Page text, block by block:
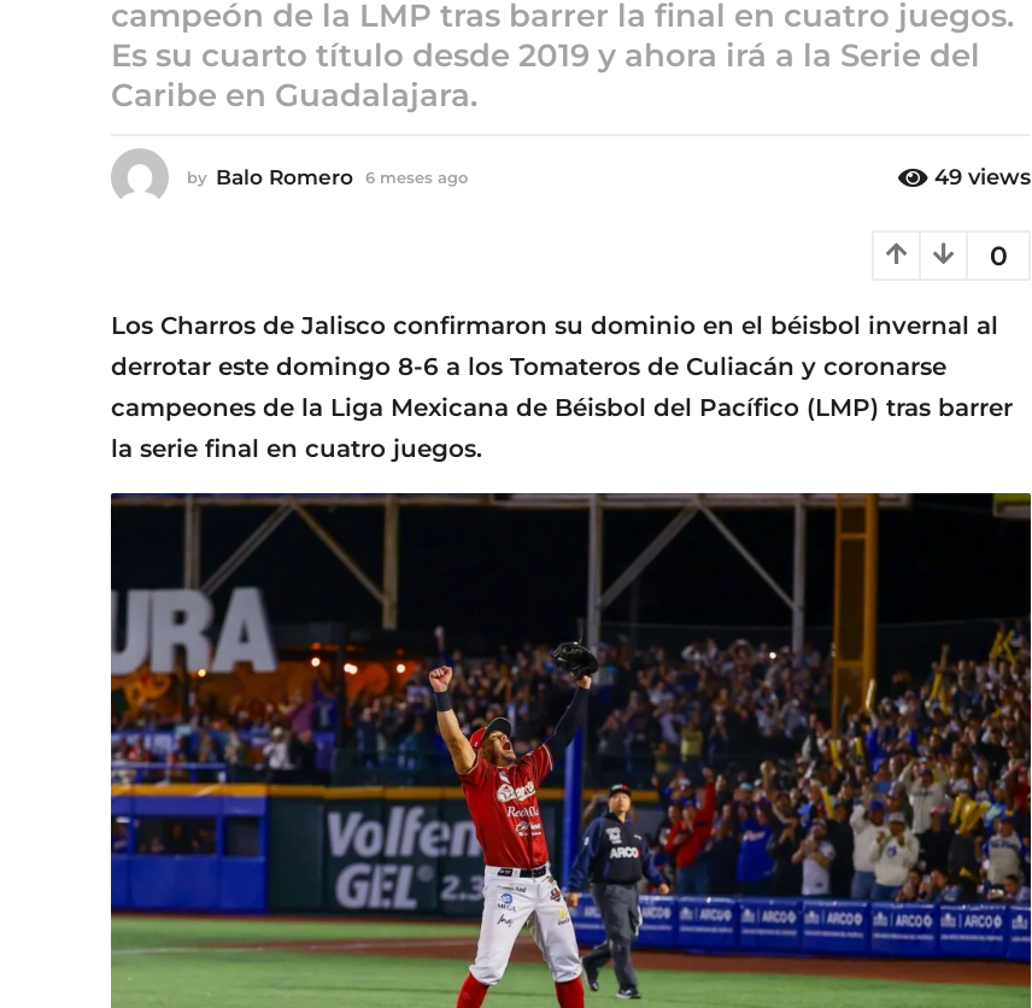
6
e
s
s
a
campeón de la LMP tras barrer la final en cuatro juegos.
Es su cuarto título desde 2019 y ahora irá a la Serie del
Caribe en Guadalajara.
by Balo Romero 6 meses ago
g
o
49 views
0
Los Charros de Jalisco confirmaron su dominio en el béisbol invernal al
derrotar este domingo 8-6 a los Tomateros de Culiacán y coronarse
campeones de la Liga Mexicana de Béisbol del Pacífico (LMP) tras barrer
la serie final en cuatro juegos.